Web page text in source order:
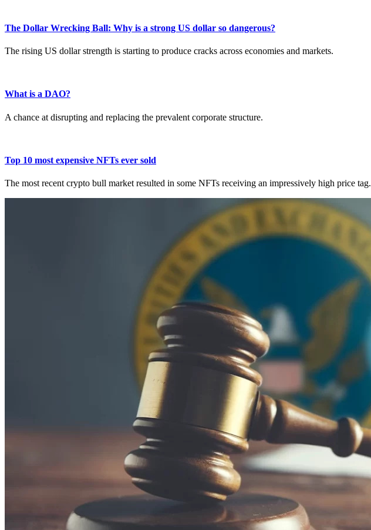
The Dollar Wrecking Ball: Why is a strong US dollar so dangerous?
The rising US dollar strength is starting to produce cracks across economies and markets.
What is a DAO?
A chance at disrupting and replacing the prevalent corporate structure.
Top 10 most expensive NFTs ever sold
The most recent crypto bull market resulted in some NFTs receiving an impressively high price tag.